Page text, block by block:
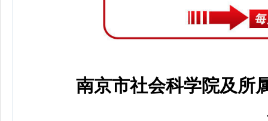
南京市社会科学院及所